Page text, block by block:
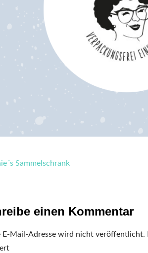
Sammelschrank
einen Kommentar
E-Mail-Adresse wird nicht veröffentlicht.